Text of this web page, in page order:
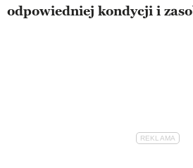
odpowiedniej kondycji i